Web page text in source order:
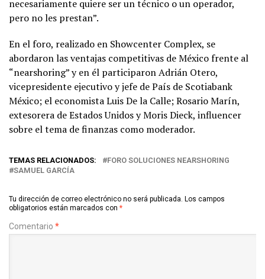
necesariamente quiere ser un técnico o un operador,
pero no les prestan”.
En el foro, realizado en Showcenter Complex, se
abordaron las ventajas competitivas de México frente al
“nearshoring” y en él participaron Adrián Otero,
vicepresidente ejecutivo y jefe de País de Scotiabank
México; el economista Luis De la Calle; Rosario Marín,
extesorera de Estados Unidos y Moris Dieck, influencer
sobre el tema de finanzas como moderador.
TEMAS RELACIONADOS:
FORO SOLUCIONES NEARSHORING
SAMUEL GARCÍA
Tu dirección de correo electrónico no será publicada. Los campos
obligatorios están marcados con *
Comentario *